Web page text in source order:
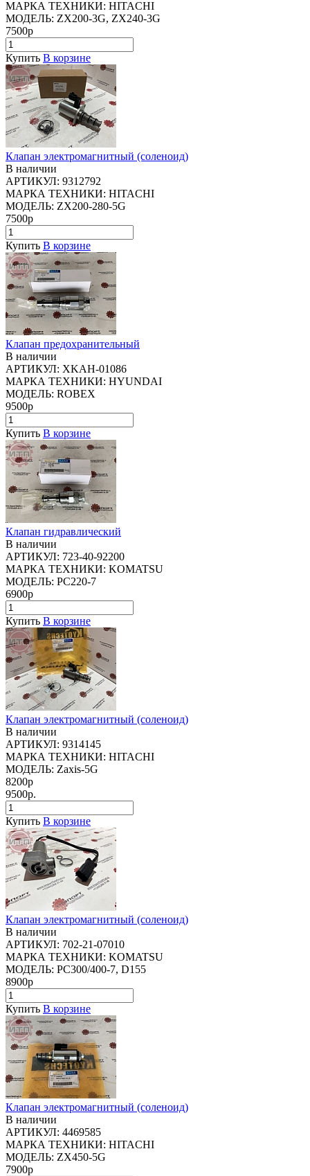
МАРКА ТЕХНИКИ: HITACHI
МОДЕЛЬ: ZX200-3G, ZX240-3G
7500р
Купить В корзине
Клапан электромагнитный (соленоид)
В наличии
АРТИКУЛ: 9312792
МАРКА ТЕХНИКИ: HITACHI
МОДЕЛЬ: ZX200-280-5G
7500р
Купить В корзине
Клапан предохранительный
В наличии
АРТИКУЛ: XKAH-01086
МАРКА ТЕХНИКИ: HYUNDAI
МОДЕЛЬ: ROBEX
9500р
Купить В корзине
Клапан гидравлический
В наличии
АРТИКУЛ: 723-40-92200
МАРКА ТЕХНИКИ: KOMATSU
МОДЕЛЬ: PC220-7
6900р
Купить В корзине
Клапан электромагнитный (соленоид)
В наличии
АРТИКУЛ: 9314145
МАРКА ТЕХНИКИ: HITACHI
МОДЕЛЬ: Zaxis-5G
8200р
9500р.
Купить В корзине
Клапан электромагнитный (соленоид)
В наличии
АРТИКУЛ: 702-21-07010
МАРКА ТЕХНИКИ: KOMATSU
МОДЕЛЬ: PC300/400-7, D155
8900р
Купить В корзине
Клапан электромагнитный (соленоид)
В наличии
АРТИКУЛ: 4469585
МАРКА ТЕХНИКИ: HITACHI
МОДЕЛЬ: ZX450-5G
7900р